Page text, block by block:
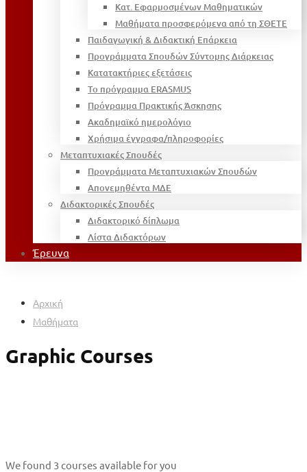
Κατ. Εφαρμοσμένων Μαθηματικών
Μαθήματα προσφερόμενα από τη ΣΘΕΤΕ
Παιδαγωγική & Διδακτική Επάρκεια
Προγράμματα Σπουδών Σύντομης Διάρκειας
Κατατακτήριες εξετάσεις
Το πρόγραμμα ERASMUS
Πρόγραμμα Πρακτικής Άσκησης
Ακαδημαϊκό ημερολόγιο
Χρήσιμα έγγραφα/πληροφορίες
Μεταπτυχιακές Σπουδές
Προγράμματα Μεταπτυχιακών Σπουδών
Απονεμηθέντα ΜΔΕ
Διδακτορικές Σπουδές
Διδακτορικό δίπλωμα
Λίστα Διδακτόρων
Έρευνα
Αρχική
Μαθήματα
Graphic Courses
We found 3courses available for you